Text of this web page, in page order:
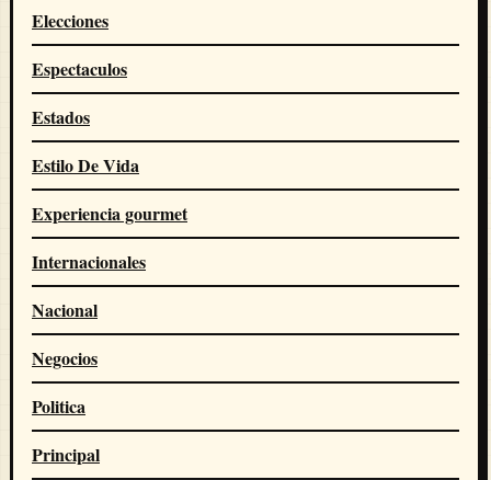
Elecciones
Espectaculos
Estados
Estilo De Vida
Experiencia gourmet
Internacionales
Nacional
Negocios
Politica
Principal